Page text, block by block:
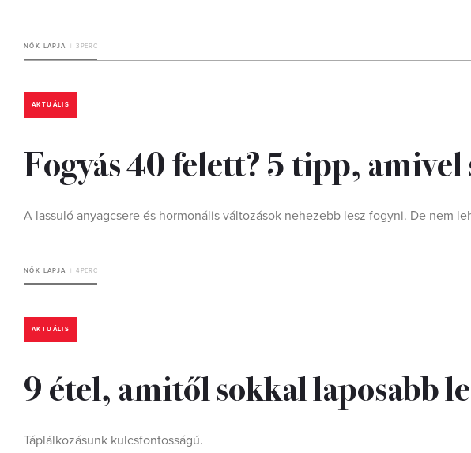
NŐK LAPJA 3 PERC
AKTUÁLIS
Fogyás 40 felett? 5 tipp,
A lassuló anyagcsere és hormonális változások nehezebb lesz fogyni. De nem
NŐK LAPJA 4 PERC
AKTUÁLIS
9 étel, amitől sokkal laposabb
Táplálkozásunk kulcsfontosságú.